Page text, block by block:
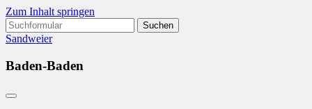
Zum Inhalt springen
Suchen
nach:
Sandweier
Baden-Baden